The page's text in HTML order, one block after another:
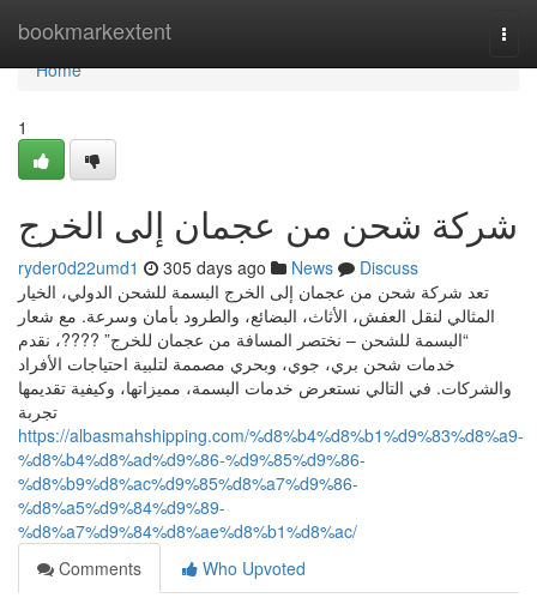
bookmarkextent
Home
Home
1
شركة شحن من عجمان إلى الخرج
ryder0d22umd1 305 days ago News
Discuss
تعد شركة شحن من عجمان إلى الخرج البسمة للشحن الدولي، الخيار
المثالي لنقل العفش، الأثاث، البضائع، والطرود بأمان وسرعة. مع شعار
“البسمة للشحن – نختصر المسافة من عجمان للخرج” ????، نقدم
خدمات شحن بري، جوي، وبحري مصممة لتلبية احتياجات الأفراد
والشركات. في التالي نستعرض خدمات البسمة، مميزاتها، وكيفية تقديمها
تجربة
https://albasmahshipping.com/%d8%b4%d8%b1%d9%83%d8%a9-
%d8%b4%d8%ad%d9%86-%d9%85%d9%86-
%d8%b9%d8%ac%d9%85%d8%a7%d9%86-
%d8%a5%d9%84%d9%89-
%d8%a7%d9%84%d8%ae%d8%b1%d8%ac/
Comments
Who Upvoted